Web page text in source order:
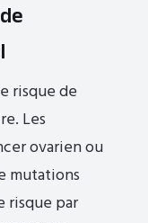
risque de
Les
ovarien ou
mutations
risque par